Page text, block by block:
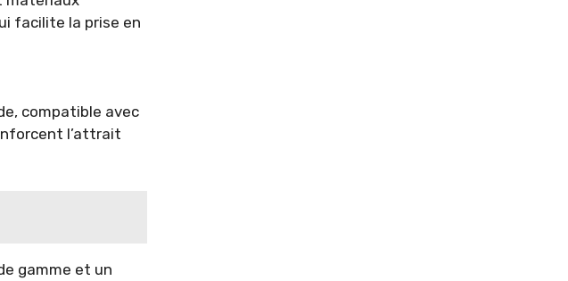
facilite la prise en
compatible avec
l’attrait
gamme et un